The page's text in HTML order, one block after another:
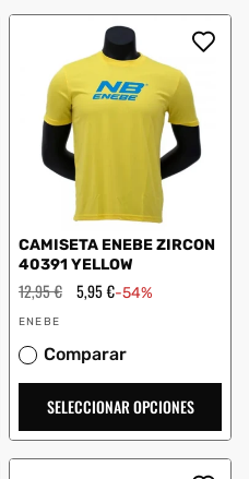
CAMISETA ENEBE ZIRCON
40391 YELLOW
Precio
habitual
12,95 € Precio
de
5,95 €-54%
Proveedor:
ENEBE
Comparar
SELECCIONAR OPCIONES